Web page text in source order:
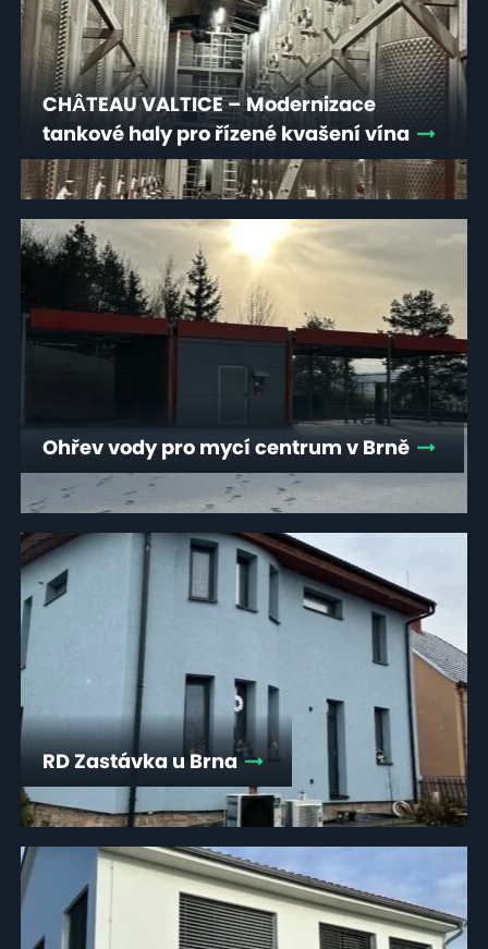
CHÂTEAU VALTICE – Modernizace
tankové haly pro řízené kvašení vína
Ohřev vody pro mycí centrum v Brně
RD Zastávka u Brna